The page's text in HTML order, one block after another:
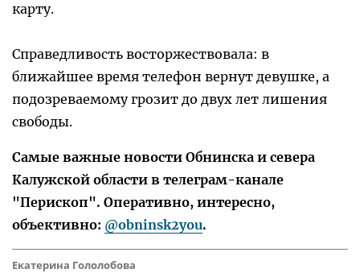
карту.
Справедливость восторжествовала: в
ближайшее время телефон вернут девушке, а
подозреваемому грозит до двух лет лишения
свободы.
Самые важные новости Обнинска и севера
Калужской области в телеграм-канале
"Перископ". Оперативно, интересно,
объективно: @obninsk2you.
Екатерина Гололобова